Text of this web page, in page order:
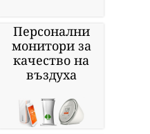
Персонални
монитори за
качество на
въздуха